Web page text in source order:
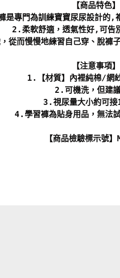
【商品特色】
是專門為訓練寶寶尿尿設計的,
2.柔軟舒適，透氣性好,可告
從而慢慢地練習自己穿、脫褲
【注意事項】
1.【材質】內裡純棉/
2.可機洗，但建
3.視尿量大小約可
4.學習褲為貼身用品，無法
【商品檢驗標示號